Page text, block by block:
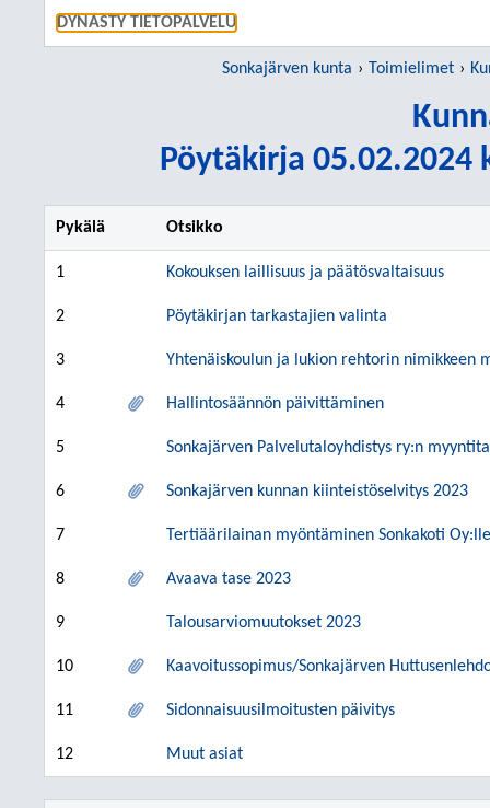
DYNASTY TIETOPALVELU
Sonkajärven kunta Toimielimet
Pöytäkirja 05.02.2024
Pykälä Otsikko
1 Kokouksen laillisuus ja päätösvaltaisuus
2 Pöytäkirjan tarkastajien valinta
3 Yhtenäiskoulun ja lukion rehtorin nimikkeen
4 Hallintosäännön päivittäminen
5 Sonkajärven Palvelutaloyhdistys ry:n
6 Sonkajärven kunnan kiinteistöselvitys 2023
7 Tertiäärilainan myöntäminen Sonkakoti Oy:lle
8 Avaava tase 2023
9 Talousarviomuutokset 2023
10 Kaavoitussopimus/Sonkajärven
11 Sidonnaisuusilmoitusten päivitys
12 Muut asiat